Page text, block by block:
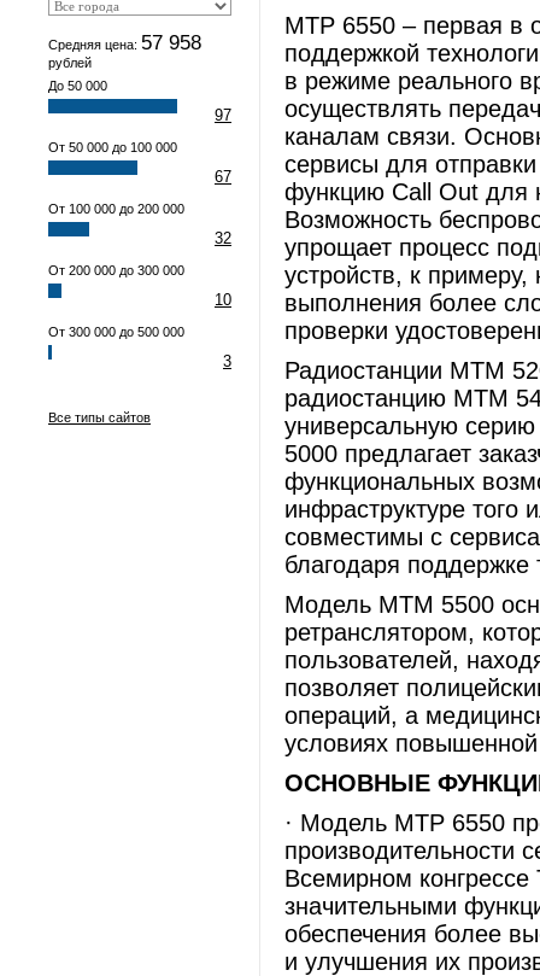
Средняя цена: 57 958
рублей
До 50 000
97
От 50 000 до 100 000
67
От 100 000 до 200 000
32
От 200 000 до 300 000
10
От 300 000 до 500 000
3
Все типы сайтов
MTP 6550 – первая в
поддержкой
в режиме реального
осуществлять
каналам связи.
сервисы для
функцию Call Out для
Возможность
упрощает процесс
устройств, к
выполнения более
проверки
Радиостанции MTM
радиостанцию MTM
универсальную
5000 предлагает
функциональных
инфраструктуре того
совместимы с
благодаря поддержке
Модель MTM 5500
ретранслятором,
пользователей,
позволяет
операций, а
условиях повышенной
ОСНОВНЫЕ ФУНКЦИИ
· Модель MTP 6550
производительности
Всемирном
значительными
обеспечения более
и улучшения их